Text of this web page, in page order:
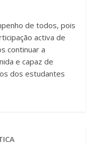
de todos, pois
activa de
continuar a
e capaz de
dos estudantes